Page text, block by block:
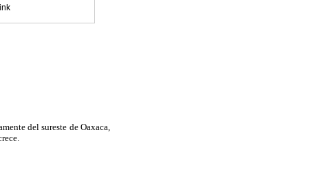
del sureste de Oaxaca,